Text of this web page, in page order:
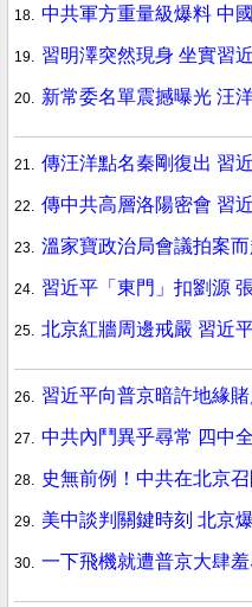
18. 中共軍方重量級爆料 中
19. 習明澤突然現身 坐實習
20. 新常委名單震撼曝光 汪
21. 傳汪洋點名秦剛復出 習
22. 傳中共高層洛陽密會 習
23. 溫家寶政治局會議拍案
24. 習近平「東門」扣劉源
25. 北京紅牆周邊戒嚴 習近
26. 習近平向普京暗許地緣
27. 中共內鬥異乎尋常 四中
28. 史無前例！中共在北京
29. 美中談判關鍵時刻 北京
30. 一下飛機就遭普京大肆